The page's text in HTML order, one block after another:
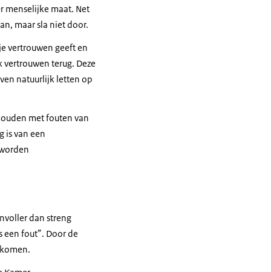
menselijke maat. Net
maar sla niet door.
vertrouwen geeft en
terug. Deze
natuurlijk letten op
met fouten van
is van een
dan streng
een fout”. Door de